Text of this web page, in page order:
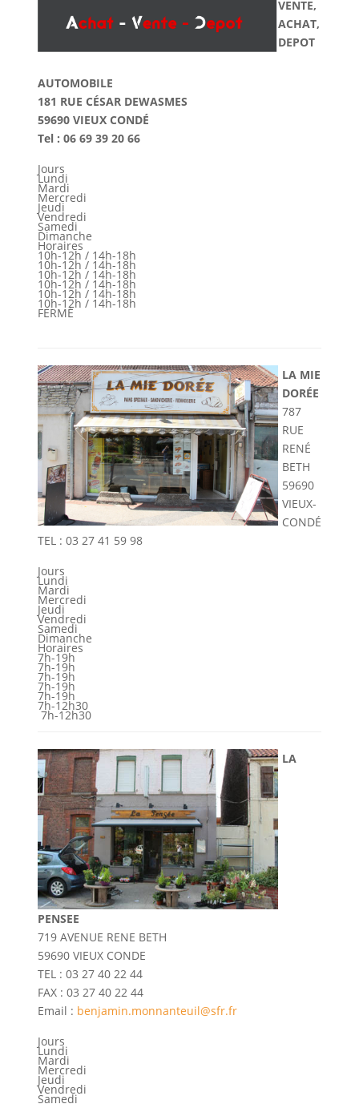
VENTE,
ACHAT,
DEPOT
AUTOMOBILE
181 RUE CÉSAR DEWASMES
59690 VIEUX CONDÉ
Tel : 06 69 39 20 66
Jours
Lundi
Mardi
Mercredi
Jeudi
Vendredi
Samedi
Dimanche
Horaires
10h-12h / 14h-18h
10h-12h / 14h-18h
10h-12h / 14h-18h
10h-12h / 14h-18h
10h-12h / 14h-18h
10h-12h / 14h-18h
FERMÉ
LA MIE
DORÉE
787
RUE
RENÉ
BETH
59690
VIEUX-
CONDÉ
TEL : 03 27 41 59 98
Jours
Lundi
Mardi
Mercredi
Jeudi
Vendredi
Samedi
Dimanche
Horaires
7h-19h
7h-19h
7h-19h
7h-19h
7h-19h
7h-12h30
7h-12h30
LA
PENSEE
719 AVENUE RENE BETH
59690 VIEUX CONDE
TEL : 03 27 40 22 44
FAX : 03 27 40 22 44
Email : benjamin.monnanteuil@sfr.fr
Jours
Lundi
Mardi
Mercredi
Jeudi
Vendredi
Samedi